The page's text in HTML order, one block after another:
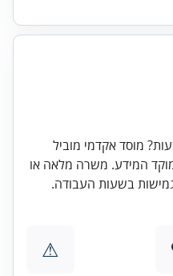
מוסד אקדמי מוביל
המידע. משרה מלאה או
בשעות העבודה.
⚠